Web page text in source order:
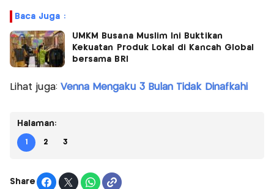
Baca Juga :
UMKM Busana Muslim Ini Buktikan
Kekuatan Produk Lokal di Kancah Global
bersama BRI
Lihat juga: Venna Mengaku 3 Bulan Tidak Dinafkahi
Halaman:
1 2 3
Share